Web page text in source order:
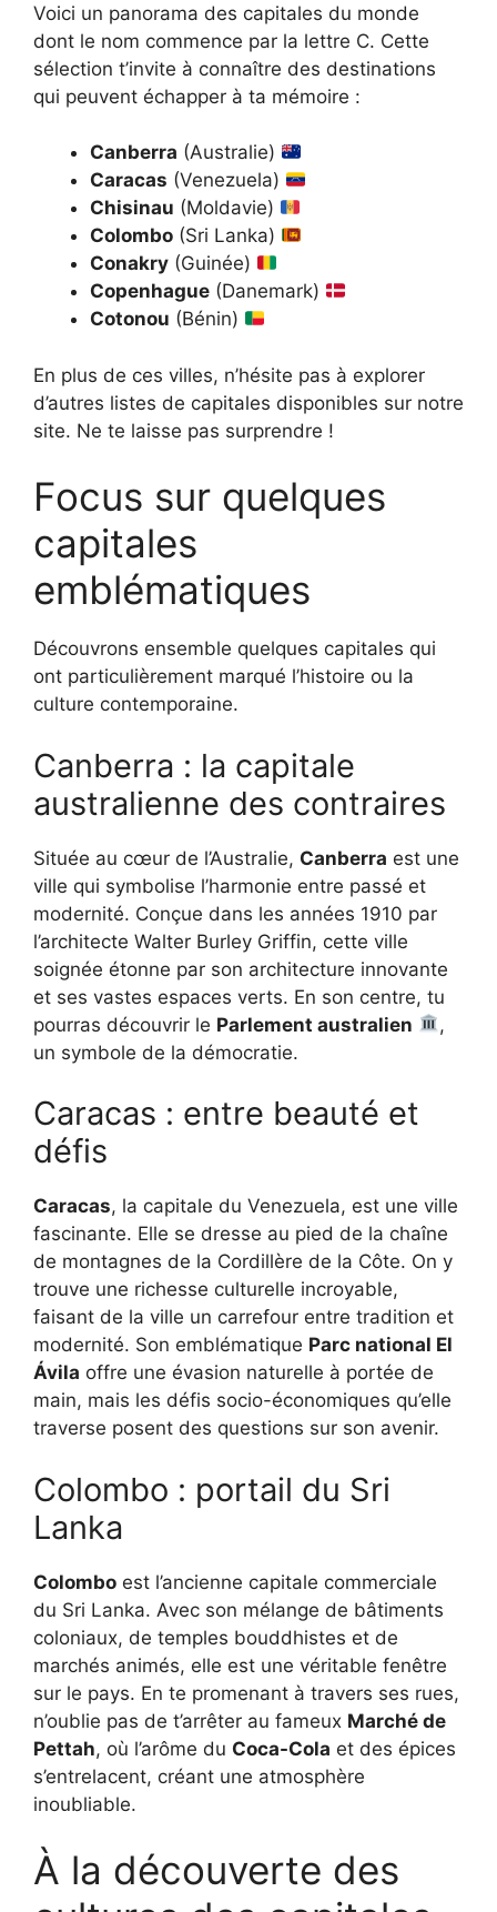
Voici un panorama des capitales du monde
dont le nom commence par la lettre C. Cette
sélection t’invite à connaître des destinations
qui peuvent échapper à ta mémoire :
Canberra (Australie)
Caracas (Venezuela)
Chisinau (Moldavie)
Colombo (Sri Lanka)
Conakry (Guinée)
Copenhague (Danemark)
Cotonou (Bénin)
En plus de ces villes, n’hésite pas à explorer
d’autres listes de capitales disponibles sur notre
site. Ne te laisse pas surprendre !
Focus sur quelques
capitales
emblématiques
Découvrons ensemble quelques capitales qui
ont particulièrement marqué l’histoire ou la
culture contemporaine.
Canberra : la capitale
australienne des contraires
Située au cœur de l’Australie, Canberra est une
ville qui symbolise l’harmonie entre passé et
modernité. Conçue dans les années 1910 par
l’architecte Walter Burley Griffin, cette ville
soignée étonne par son architecture innovante
et ses vastes espaces verts. En son centre, tu
pourras découvrir le Parlement australien
,
un symbole de la démocratie.
Caracas : entre beauté et
défis
Caracas, la capitale du Venezuela, est une ville
fascinante. Elle se dresse au pied de la chaîne
de montagnes de la Cordillère de la Côte. On y
trouve une richesse culturelle incroyable,
faisant de la ville un carrefour entre tradition et
modernité. Son emblématique Parc national El
Ávila offre une évasion naturelle à portée de
main, mais les défis socio-économiques qu’elle
traverse posent des questions sur son avenir.
Colombo : portail du Sri
Lanka
Colombo est l’ancienne capitale commerciale
du Sri Lanka. Avec son mélange de bâtiments
coloniaux, de temples bouddhistes et de
marchés animés, elle est une véritable fenêtre
sur le pays. En te promenant à travers ses rues,
n’oublie pas de t’arrêter au fameux Marché de
Pettah, où l’arôme du Coca-Cola et des épices
s’entrelacent, créant une atmosphère
inoubliable.
À la découverte des